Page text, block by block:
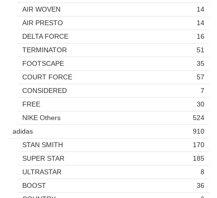
AIR WOVEN
14
AIR PRESTO
14
DELTA FORCE
16
TERMINATOR
51
FOOTSCAPE
35
COURT FORCE
57
CONSIDERED
7
FREE
30
NIKE Others
524
adidas
910
STAN SMITH
170
SUPER STAR
185
ULTRASTAR
8
BOOST
36